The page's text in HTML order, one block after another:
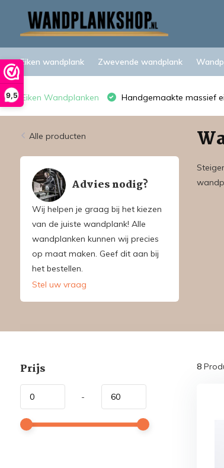
9,5
Eiken wandplank Zwevende wandplank
Eiken Wandplanken Handgemaakte massief
Alle producten
Advies nodig?
Wij helpen je graag bij het kiezen
van de juiste wandplank! Alle
wandplanken kunnen wij precies
op maat maken. Geef dit aan bij
het bestellen.
Stel uw vraag
Prijs
-
8